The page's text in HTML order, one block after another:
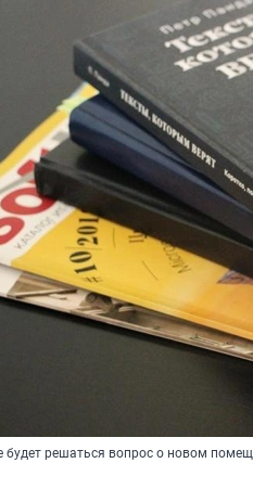
будет решаться вопрос о новом